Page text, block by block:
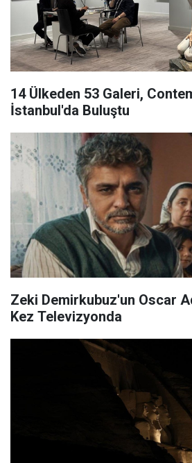
14 Ülkeden 53 Galeri,
İstanbul'da Buluştu
Zeki Demirkubuz'un Oscar
Kez Televizyonda